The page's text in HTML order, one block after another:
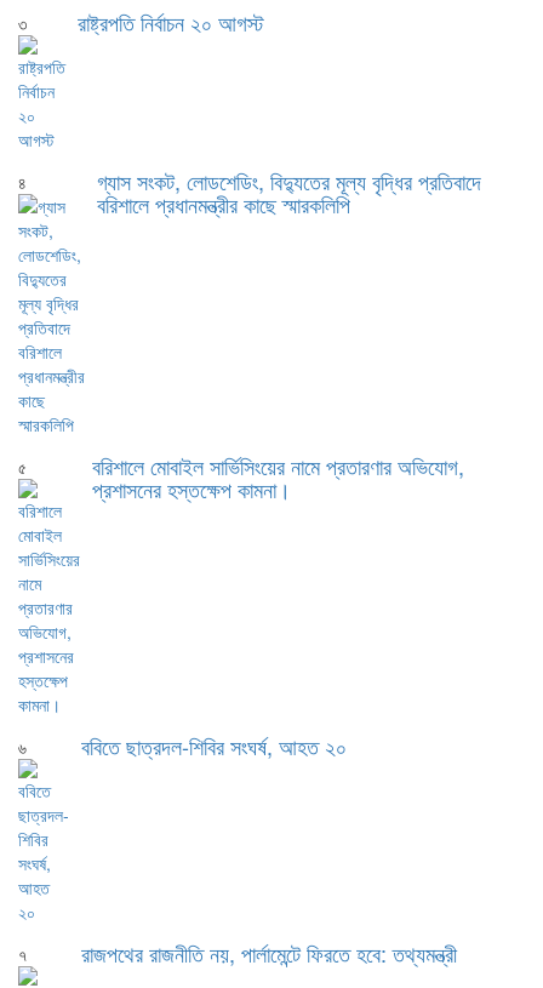
৩ রাষ্ট্রপতি নির্বাচন ২০ আগস্ট
৪ গ্যাস সংকট, লোডশেডিং, বিদ্যুতের মূল্য বৃদ্ধির প্রতিবাদে
বরিশালে প্রধানমন্ত্রীর কাছে স্মারকলিপি
৫ বরিশালে মোবাইল সার্ভিসিংয়ের নামে প্রতারণার অভিযোগ,
প্রশাসনের হস্তক্ষেপ কামনা।
৬ ববিতে ছাত্রদল-শিবির সংঘর্ষ, আহত ২০
৭ রাজপথের রাজনীতি নয়, পার্লামেন্টে ফিরতে হবে: তথ্যমন্ত্রী